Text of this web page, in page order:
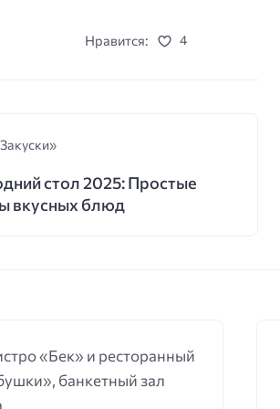
Нравится:
4
стол 2025: Простые
вкусных блюд
«Бек» и ресторанный
банкетный зал